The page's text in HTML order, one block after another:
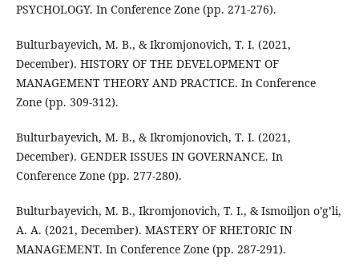
PSYCHOLOGY. In Conference Zone (pp. 271-276).
Bulturbayevich, M. B., & Ikromjonovich, T. I. (2021,
December). HISTORY OF THE DEVELOPMENT OF
MANAGEMENT THEORY AND PRACTICE. In Conference
Zone (pp. 309-312).
Bulturbayevich, M. B., & Ikromjonovich, T. I. (2021,
December). GENDER ISSUES IN GOVERNANCE. In
Conference Zone (pp. 277-280).
Bulturbayevich, M. B., Ikromjonovich, T. I., & Ismoiljon o’g’li,
A. A. (2021, December). MASTERY OF RHETORIC IN
MANAGEMENT. In Conference Zone (pp. 287-291).